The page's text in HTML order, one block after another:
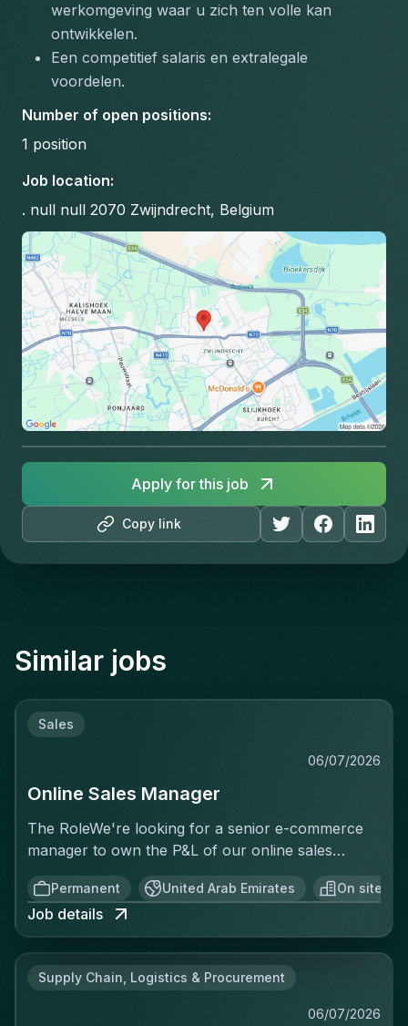
werkomgeving waar u zich ten volle kan
ontwikkelen.
Een competitief salaris en extralegale
voordelen.
Number of open positions:
1 position
Job location:
. null null 2070 Zwijndrecht, Belgium
Copy link
Apply for this job
Similar jobs
Sales
06/07/2026
Online Sales Manager
The RoleWe're looking for a senior e-commerce
manager to own the P&L of our online sales
activity end to end — not just execute
operationally, but be accountable for the revenue
generated. This isn't a merchandising or
catalogue-upload role. You'll treat every sale as a
performance in real time, identifying why
Permanent United Arab Emirates On site
Job details
Supply Chain, Logistics & Procurement
06/07/2026